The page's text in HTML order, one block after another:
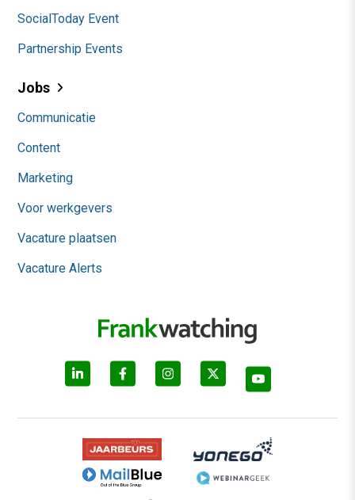
SocialToday Event
Partnership Events
Jobs
Communicatie
Content
Marketing
Voor werkgevers
Vacature plaatsen
Vacature Alerts